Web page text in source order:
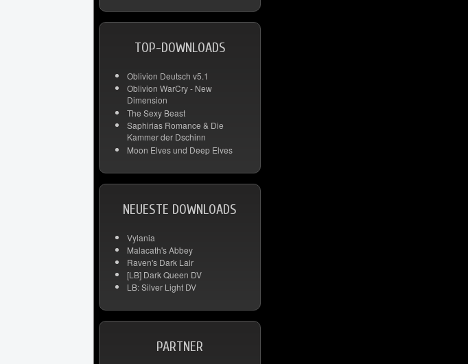
TOP-DOWNLOADS
Oblivion Deutsch v5.1
Oblivion WarCry - New
Dimension
The Sexy Beast
Saphirias Romance & Die
Kammer der Dschinn
Moon Elves und Deep Elves
NEUESTE DOWNLOADS
Vylania
Malacath's Abbey
Raven's Dark Lair
[LB] Dark Queen DV
LB: Silver Light DV
PARTNER